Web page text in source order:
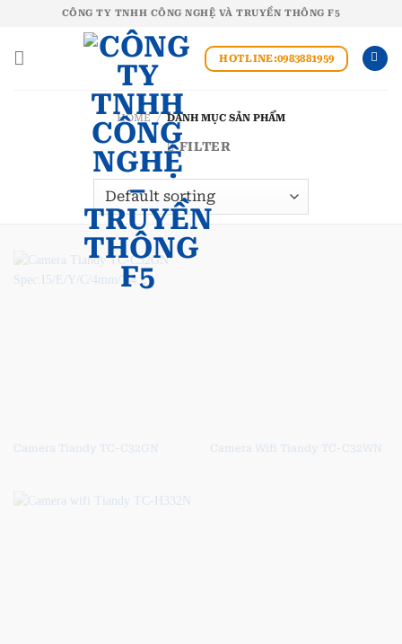
nội
dung
CÔNG TY TNHH CÔNG NGHỆ VÀ TRUYỀN THÔNG F5
HOTLINE:0983881959
HOME / DANH MỤC SẢN PHẨM
FILTER
Camera Tiandy TC-C32GN Camera Wifi Tiandy TC-C32WN